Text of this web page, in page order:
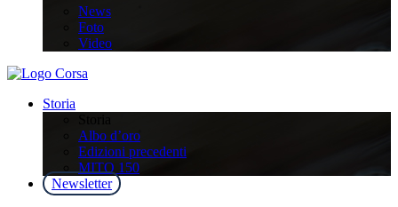
News
Foto
Video
Storia
Albo d’oro
Edizioni precedenti
MITO 150
Newsletter